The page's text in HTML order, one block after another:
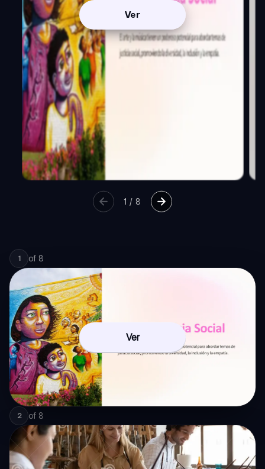
Ver
1 / 8
1 of 8
Ver
2 of 8